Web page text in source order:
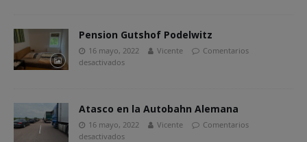
Pension Gutshof Podelwitz
16 mayo, 2022 Vicente
Comentarios
desactivados
Atasco en la Autobahn Alemana
16 mayo, 2022 Vicente
Comentarios
desactivados